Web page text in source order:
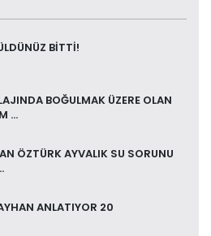
BİTTİ!
BOĞULMAK ÜZERE OLAN
...
ÖZTÜRK AYVALIK SU SORUNU
ANLATIYOR 20